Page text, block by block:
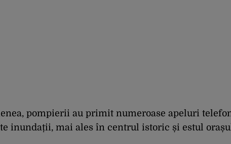
pompierii au primit numeroase apeluri
inundații, mai ales în centrul istoric și estul